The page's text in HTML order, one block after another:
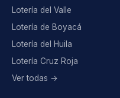
Lotería del Valle
Lotería de Boyacá
Lotería del Huila
Lotería Cruz Roja
Ver todas →